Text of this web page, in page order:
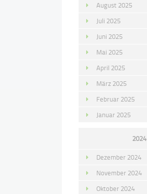
August 2025
Juli 2025
Juni 2025
Mai 2025
April 2025
März 2025
Februar 2025
Januar 2025
2024
Dezember 2024
November 2024
Oktober 2024